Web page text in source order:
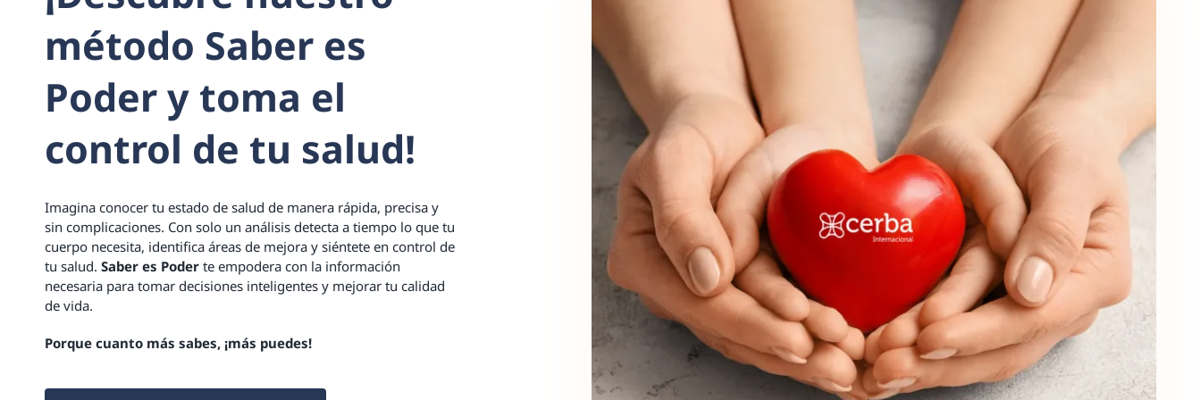
método Saber es
Podery toma el
control de tu salud!
Imagina conocer tu estado de salud de manera rápida, precisa y
sin complicaciones. Con solo un análisis detecta a tiempo lo que tu
cuerpo necesita, identifica áreas de mejora y siéntete en control de
tu salud. Saber es Poderte empodera con la información
necesaria para tomar decisiones inteligentes y mejorar tu calidad
de vida.
Porque cuanto más sabes, ¡más puedes!